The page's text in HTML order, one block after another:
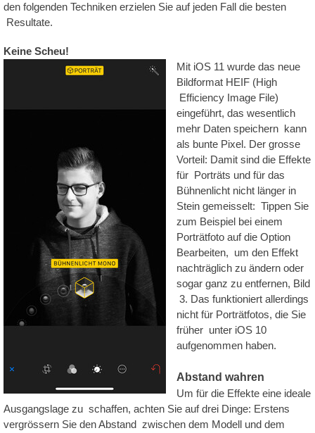
den folgenden Techniken erzielen Sie auf jeden Fall die besten
Resultate.
Keine Scheu!
Mit iOS 11 wurde das neue
Bildformat HEIF (High
Efficiency Image File)
eingeführt, das wesentlich
mehr Daten speichern kann
als bunte Pixel. Der grosse
Vorteil: Damit sind die Effekte
für Porträts und für das
Bühnenlicht nicht länger in
Stein gemeisselt: Tippen Sie
zum Beispiel bei einem
Porträtfoto auf die Option
Bearbeiten, um den Effekt
nachträglich zu ändern oder
sogar ganz zu entfernen, Bild
3. Das funktioniert allerdings
nicht für Porträtfotos, die Sie
früher unter iOS 10
aufgenommen haben.
Abstand wahren
Um für die Effekte eine ideale
Ausgangslage zu schaffen, achten Sie auf drei Dinge: Erstens
vergrössern Sie den Abstand zwischen dem Modell und dem